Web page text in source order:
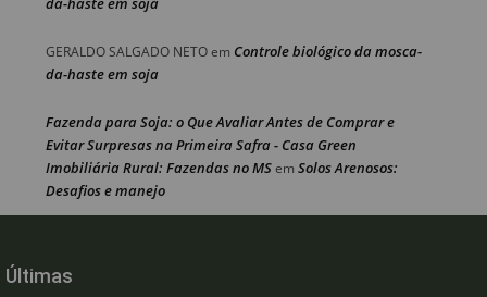
GERALDO SALGADO NETOem Controle biológico da mosca-
da-haste em soja
Fazenda para Soja: o Que Avaliar Antes de Comprar e
Evitar Surpresas na Primeira Safra - Casa Green
Imobiliária Rural: Fazendas no MSem Solos Arenosos:
Desafios e manejo
Últimas